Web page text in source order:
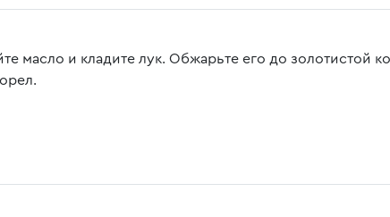
масло и кладите лук. Обжарьте его до золотистой